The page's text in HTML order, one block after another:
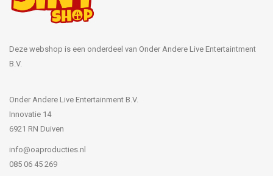
Deze webshop is een onderdeel van Onder Andere Live Entertaintment
B.V.
Onder Andere Live Entertainment B.V.
Innovatie 14
6921 RN Duiven
info@oaproducties.nl
085 06 45 269